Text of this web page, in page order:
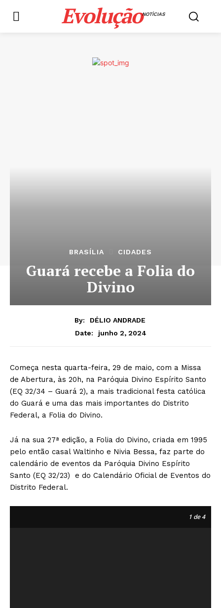
EvoluçãoNOTÌCIAS
BRASÍLIA CIDADES
Guará recebe a Folia do
Divino
By:
DÉLIO ANDRADE
Date:
junho 2, 2024
Começa nesta quarta-feira, 29 de maio, com a Missa
de Abertura, às 20h, na Paróquia Divino Espírito Santo
(EQ 32/34 – Guará 2), a mais tradicional festa católica
do Guará e uma das mais importantes do Distrito
Federal, a Folia do Divino.
Já na sua 27ª edição, a Folia do Divino, criada em 1995
pelo então casal Waltinho e Nivia Bessa, faz parte do
calendário de eventos da Paróquia Divino Espírito
Santo (EQ 32/23) e do Calendário Oficial de Eventos do
Distrito Federal.
1 de 4